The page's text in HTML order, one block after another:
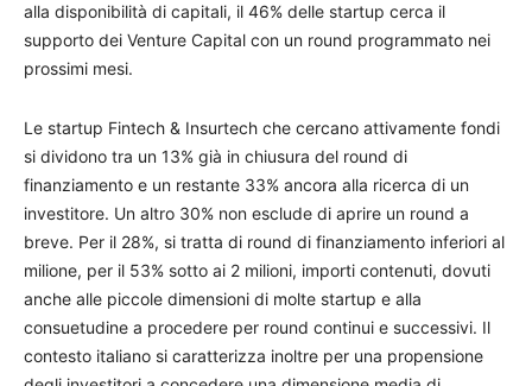
alla disponibilità di capitali, il 46% delle startup cerca il
supporto dei Venture Capital con un round programmato nei
prossimi mesi.
Le startup Fintech & Insurtech che cercano attivamente fondi
si dividono tra un 13% già in chiusura del round di
finanziamento e un restante 33% ancora alla ricerca di un
investitore. Un altro 30% non esclude di aprire un round a
breve. Per il 28%, si tratta di round di finanziamento inferiori al
milione, per il 53% sotto ai 2 milioni, importi contenuti, dovuti
anche alle piccole dimensioni di molte startup e alla
consuetudine a procedere per round continui e successivi. Il
contesto italiano si caratterizza inoltre per una propensione